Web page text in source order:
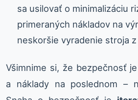
sa usilovať o minimalizáciu
primeraných nákladov na
neskoršie vyradenie stroja
Všimnime si, že bezpečnosť
a náklady na poslednom –